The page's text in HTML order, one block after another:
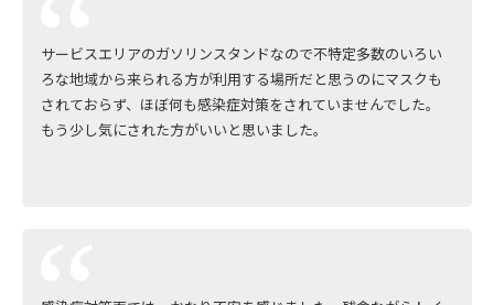
サービスエリアのガソリンスタンドなので不特定多数のいろい
ろな地域から来られる方が利用する場所だと思うのにマスクも
されておらず、ほぼ何も感染症対策をされていませんでした。
もう少し気にされた方がいいと思いました。